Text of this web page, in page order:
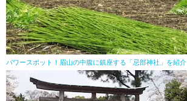
パワースポット！眉山の中腹に鎮座する「忌部神社」を紹介